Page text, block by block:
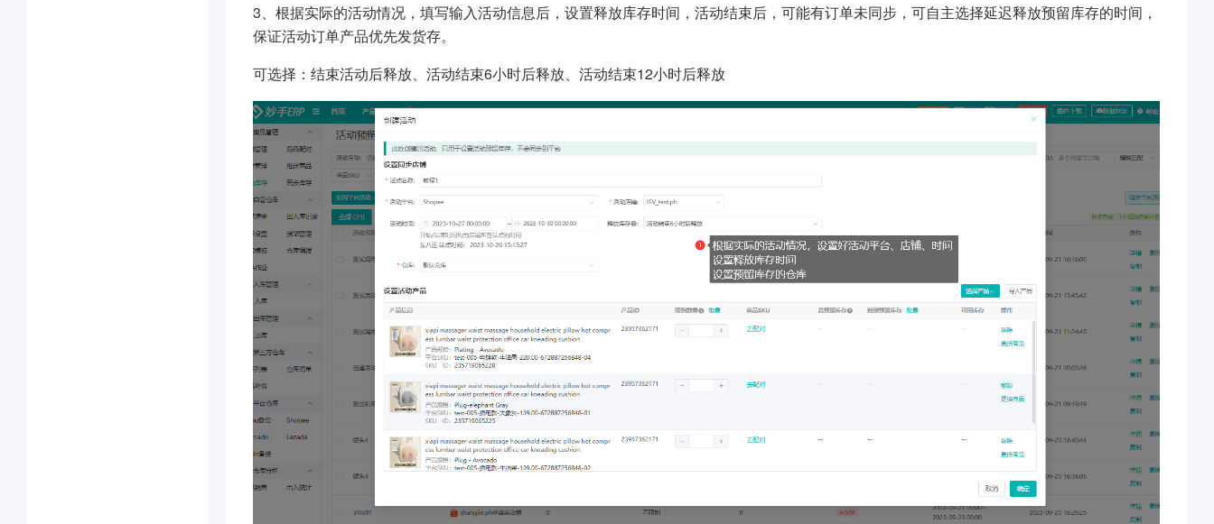
3、 根据实际的活动情况，填写输入活动信息后，设置释放库存时间，活动结束后，可能有订单未同步，可自主选择延迟释放预留库存的时间，
保证活动订单产品优先发货存。
可选择：结束活动后释放、活动结束6小时后释放、活动结束12小时后释放